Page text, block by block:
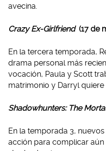
avecina.
Crazy Ex-Girlfriend (17 de
En la tercera temporada,
drama personal más
vocación, Paula y Scott
matrimonio y Darryl quiere
Shadowhunters: The
En la temporada 3,
acción para complicar